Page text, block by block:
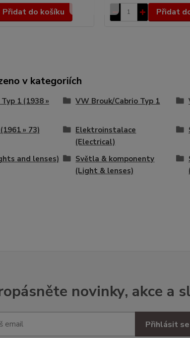
Přidat do košíku Přidat
v kategoriích
1 (1938 »
VW Brouk/Cabrio Typ 1
» 73)
Elektroinstalace
(Electrical)
and lenses)
Světla & komponenty
(Light & lenses)
novinky, akce a
Přihlásit se